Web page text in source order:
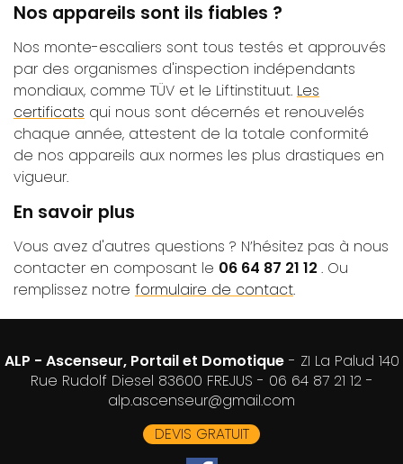
Nos appareils sont ils fiables ?
Nos monte-escaliers sont tous testés et approuvés
par des organismes d'inspection indépendants
mondiaux, comme TÜV et le Liftinstituut. Les
certificats qui nous sont décernés et renouvelés
chaque année, attestent de la totale conformité
de nos appareils aux normes les plus drastiques en
vigueur.
En savoir plus
Vous avez d'autres questions ? N’hésitez pas à nous
contacter en composant le 06 64 87 21 12 . Ou
remplissez notre formulaire de contact.
ALP - Ascenseur, Portail et Domotique- ZI La Palud 140
Rue Rudolf Diesel 83600 FREJUS - 06 64 87 21 12-
alp.ascenseur@gmail.com
DEVIS GRATUIT